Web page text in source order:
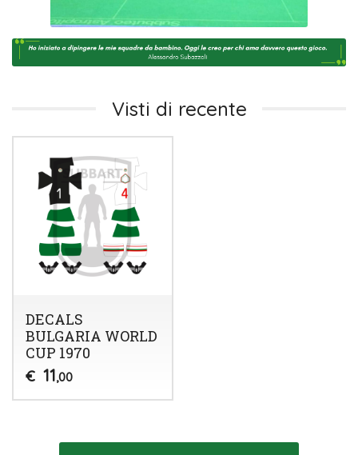
Visti di recente
DECALS
BULGARIA WORLD
CUP 1970
€ 11,00